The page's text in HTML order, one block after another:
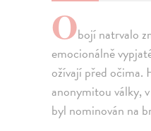
Obojí natrvalo
emocionálně
ožívají před očima.
anonymitou války,
byl nominován na